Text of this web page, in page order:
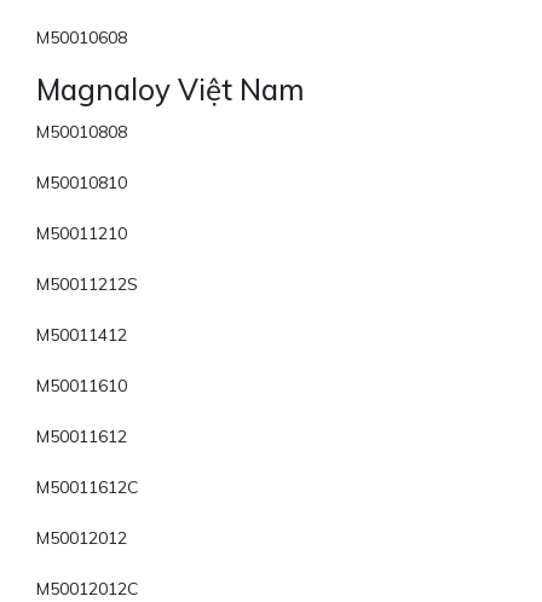
M50010608
Magnaloy Việt Nam
M50010808
M50010810
M50011210
M50011212S
M50011412
M50011610
M50011612
M50011612C
M50012012
M50012012C